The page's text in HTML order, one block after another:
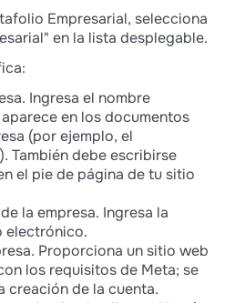
Empresarial, selecciona
en la lista desplegable.
Ingresa el nombre
en los documentos
(por ejemplo, el
También debe escribirse
el pie de página de tu sitio
la empresa. Ingresa la
electrónico.
Proporciona un sitio web
los requisitos de Meta; se
creación de la cuenta.